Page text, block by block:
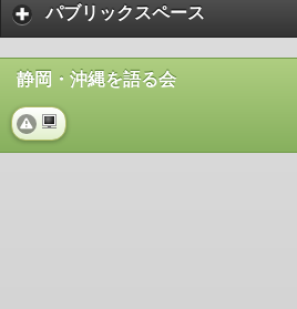
パブリックスペース
静岡・沖縄を語る会